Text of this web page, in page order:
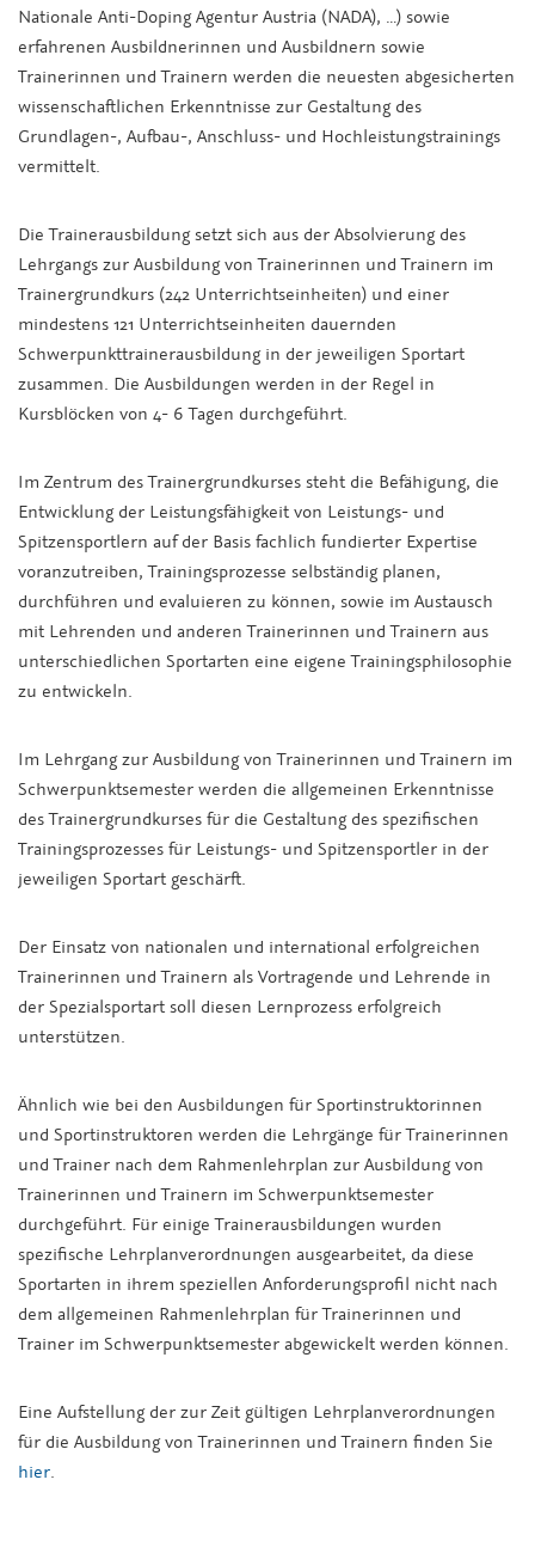
Nationale Anti-Doping Agentur Austria (NADA), …) sowie
erfahrenen Ausbildnerinnen und Ausbildnern sowie
Trainerinnen und Trainern werden die neuesten abgesicherten
wissenschaftlichen Erkenntnisse zur Gestaltung des
Grundlagen-, Aufbau-, Anschluss- und Hochleistungstrainings
vermittelt.
Die Trainerausbildung setzt sich aus der Absolvierung des
Lehrgangs zur Ausbildung von Trainerinnen und Trainern im
Trainergrundkurs (242 Unterrichtseinheiten) und einer
mindestens 121 Unterrichtseinheiten dauernden
Schwerpunkttrainerausbildung in der jeweiligen Sportart
zusammen. Die Ausbildungen werden in der Regel in
Kursblöcken von 4- 6 Tagen durchgeführt.
Im Zentrum des Trainergrundkurses steht die Befähigung, die
Entwicklung der Leistungsfähigkeit von Leistungs- und
Spitzensportlern auf der Basis fachlich fundierter Expertise
voranzutreiben, Trainingsprozesse selbständig planen,
durchführen und evaluieren zu können, sowie im Austausch
mit Lehrenden und anderen Trainerinnen und Trainern aus
unterschiedlichen Sportarten eine eigene Trainingsphilosophie
zu entwickeln.
Im Lehrgang zur Ausbildung von Trainerinnen und Trainern im
Schwerpunktsemester werden die allgemeinen Erkenntnisse
des Trainergrundkurses für die Gestaltung des spezifischen
Trainingsprozesses für Leistungs- und Spitzensportler in der
jeweiligen Sportart geschärft.
Der Einsatz von nationalen und international erfolgreichen
Trainerinnen und Trainern als Vortragende und Lehrende in
der Spezialsportart soll diesen Lernprozess erfolgreich
unterstützen.
Ähnlich wie bei den Ausbildungen für Sportinstruktorinnen
und Sportinstruktoren werden die Lehrgänge für Trainerinnen
und Trainer nach dem Rahmenlehrplan zur Ausbildung von
Trainerinnen und Trainern im Schwerpunktsemester
durchgeführt. Für einige Trainerausbildungen wurden
spezifische Lehrplanverordnungen ausgearbeitet, da diese
Sportarten in ihrem speziellen Anforderungsprofil nicht nach
dem allgemeinen Rahmenlehrplan für Trainerinnen und
Trainer im Schwerpunktsemester abgewickelt werden können.
Eine Aufstellung der zur Zeit gültigen Lehrplanverordnungen
für die Ausbildung von Trainerinnen und Trainern finden Sie
hier.